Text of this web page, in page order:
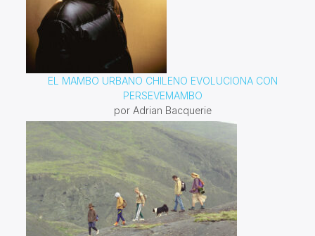
EL MAMBO URBANO CHILENO EVOLUCIONA CON
PERSEVEMAMBO
por Adrian Bacquerie